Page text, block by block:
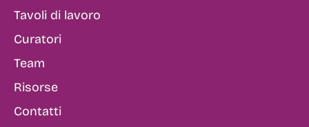
Tavoli di lavoro
Curatori
Team
Risorse
Contatti